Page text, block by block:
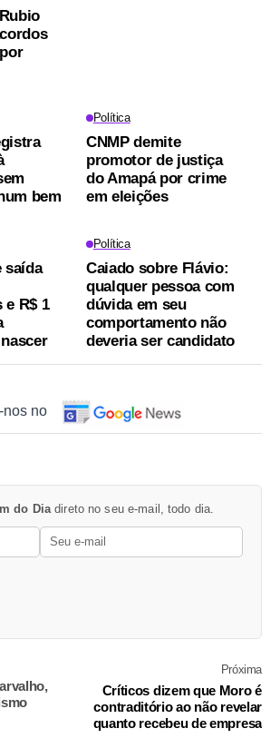
bem
Política
CNMP demite
promotor de justiça
do Amapá por crime
em eleições
saída
e R$ 1
Política
Caiado sobre Flávio:
qualquer pessoa com
dúvida em seu
comportamento não
deveria ser candidato
nos no
do Diadireto no seu e-mail, todo dia.
Próxima
Críticos dizem que Moro é
contraditório ao não revelar
quanto recebeu de empresa